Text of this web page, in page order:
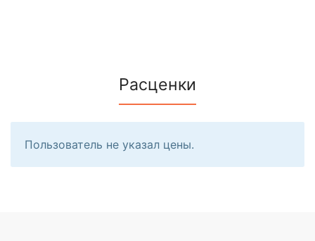
Расценки
Пользователь не указал цены.